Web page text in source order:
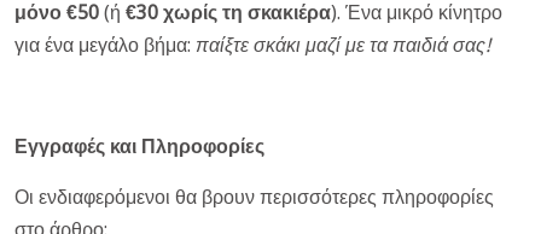
μόνο €50(ή €30 χωρίς τη σκακιέρα). Ένα μικρό κίνητρο
για ένα μεγάλο βήμα: παίξτε σκάκι μαζί με τα παιδιά σας!
Εγγραφές και Πληροφορίες
Οι ενδιαφερόμενοι θα βρουν περισσότερες πληροφορίες